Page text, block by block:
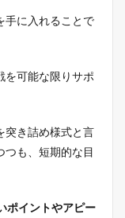
手に入れることで
を可能な限りサポ
突き詰め様式と言
つも、短期的な目
ポイントやアピー